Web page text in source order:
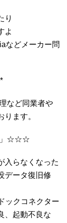
り
よ
などメーカー問
など同業者や
ます。
」☆☆☆
入らなくなった
データ復旧修
ックコネクター
、起動不良な